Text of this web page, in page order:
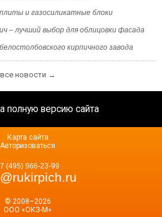
и газосиликатные блоки
– лучший выбор для облицовки фасада
кирпичного завода
все новости →
полную версию сайта
© 2008–2026
ООО «ОКЗ-М»
(495) 966-23-99
Карта сайта
Авторизоваться